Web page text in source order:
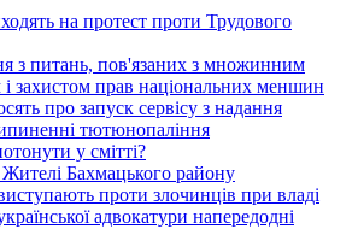
на протест проти Трудового
з питань, пов'язаних з множинним
захистом прав національних меншин
про запуск сервісу з надання
тютюнопаління
у смітті?
Бахмацького району
проти злочинців при владі
адвокатури напередодні